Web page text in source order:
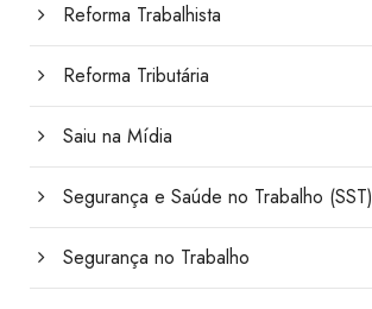
Reforma Trabalhista
Reforma Tributária
Saiu na Mídia
Segurança e Saúde no Trabalho (SST)
Segurança no Trabalho